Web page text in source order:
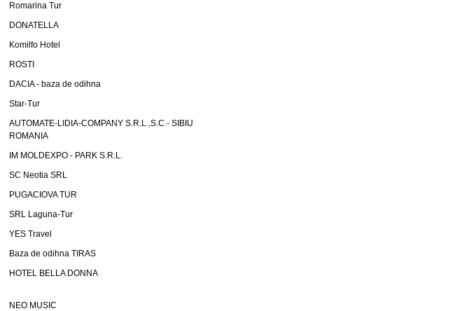
Romarina Tur
DONATELLA
Komilfo Hotel
ROSTI
DACIA - baza de odihna
Star-Tur
AUTOMATE-LIDIA-COMPANY S.R.L.,S.C.- SIBIU
ROMANIA
IM MOLDEXPO - PARK S.R.L.
SC Neotia SRL
PUGACIOVA TUR
SRL Laguna-Tur
YES Travel
Baza de odihna TIRAS
HOTEL BELLA DONNA
NEO MUSIC